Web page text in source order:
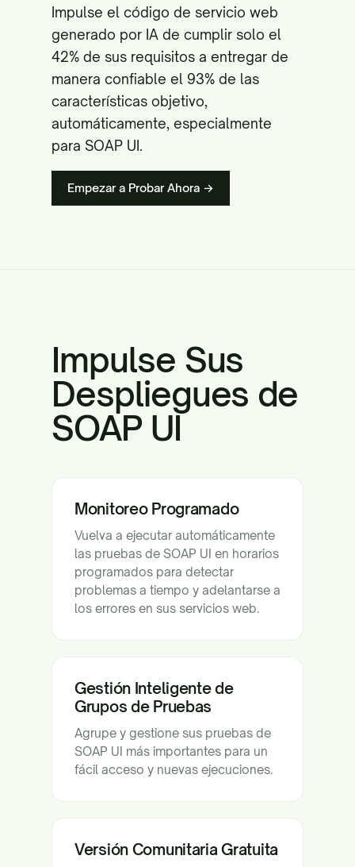
Impulse el código de servicio web
generado por IA de cumplir solo el
42% de sus requisitos a entregar de
manera confiable el 93% de las
características objetivo,
automáticamente, especialmente
para SOAP UI.
Empezar a Probar Ahora →
Impulse Sus
Despliegues de
SOAP UI
Monitoreo Programado
Vuelva a ejecutar automáticamente
las pruebas de SOAP UI en horarios
programados para detectar
problemas a tiempo y adelantarse a
los errores en sus servicios web.
Gestión Inteligente de
Grupos de Pruebas
Agrupe y gestione sus pruebas de
SOAP UI más importantes para un
fácil acceso y nuevas ejecuciones.
Versión Comunitaria Gratuita